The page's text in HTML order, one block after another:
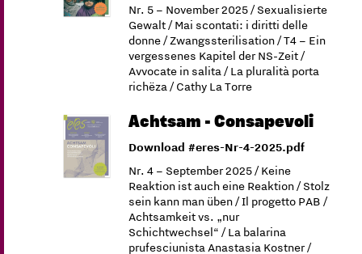
Nr. 5 – November 2025 / Sexualisierte
Gewalt / Mai scontati: i diritti delle
donne / Zwangssterilisation / T4 – Ein
vergessenes Kapitel der NS-Zeit /
Avvocate in salita / La pluralità porta
richëza / Cathy La Torre
Achtsam - Consapevoli
Download #eres-Nr-4-2025.pdf
Nr. 4 – September 2025 / Keine
Reaktion ist auch eine Reaktion / Stolz
sein kann man üben / Il progetto PAB /
Achtsamkeit vs. „nur
Schichtwechsel“ / La balarina
prufesciunista Anastasia Kostner /